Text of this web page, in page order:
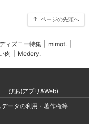
ページの先頭へ
ィズニー特集 mimot.
肉 Medery.
ぴあ(アプリ&Web)
データの利用・著作権等